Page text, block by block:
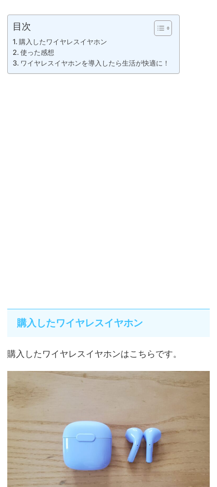
目次
購入したワイヤレスイヤホン
使った感想
ワイヤレスイヤホンを導入したら生活が快適に！
購入したワイヤレスイヤホン
購入したワイヤレスイヤホンはこちらです。